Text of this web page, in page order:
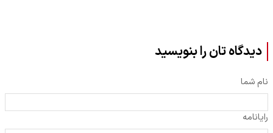
دیدگاه تان را بنویسید
نام شما
رایانامه